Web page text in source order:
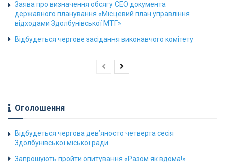
Заява про визначення обсягу СЕО документа
державного планування «Місцевий план управління
відходами Здолбунівської МТГ»
Відбудеться чергове засідання виконавчого комітету
Оголошення
Відбудеться чергова дев’яносто четверта сесія
Здолбунівської міської ради
Запрошують пройти опитування «Разом як вдома!»